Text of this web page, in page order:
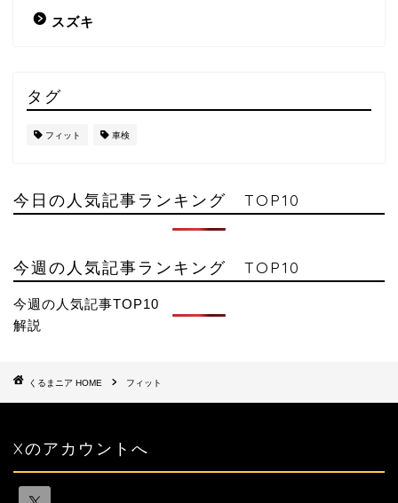
スズキ
タグ
フィット 車検
今日の人気記事ランキング TOP10
今週の人気記事ランキング TOP10
今週の人気記事TOP10
解説
HOME フィット
Xのアカウントへ